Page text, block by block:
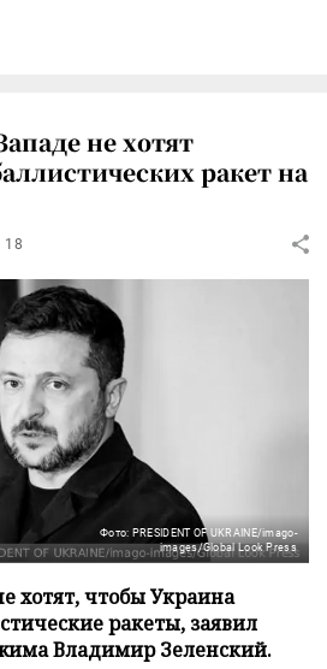
не хотят
ракет на
18
Фото: PRESIDENT OF UKRAINE/imago-
images/Global Look Press
хотят, чтобы Украина
ракеты, заявил
Владимир Зеленский.